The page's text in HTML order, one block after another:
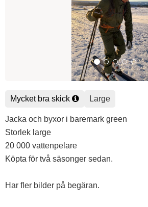
Mycket bra skick Large
Jacka och byxor i baremark green
Storlek large
20 000 vattenpelare
Köpta för två säsonger sedan.
Har fler bilder på begäran.